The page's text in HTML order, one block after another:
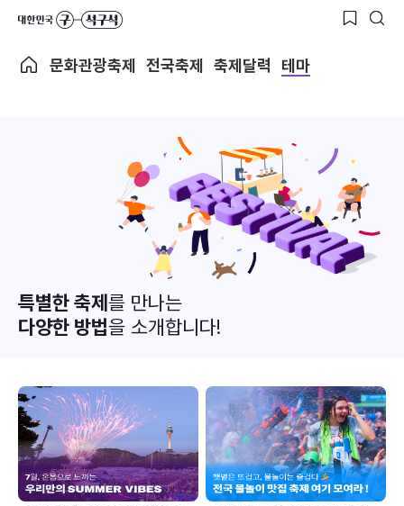
문화관광축제 전국축제 축제달력 테마
특별한 축제를 만나는
다양한 방법을 소개합니다!